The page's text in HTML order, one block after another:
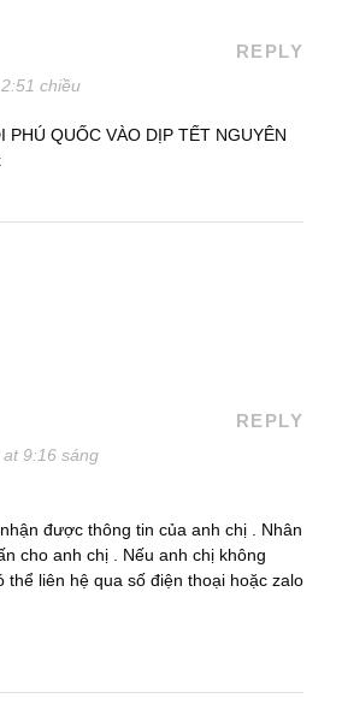
chiều
REPLY
QUỐC VÀO DỊP TẾT NGUYÊN
9:16 sáng
REPLY
được thông tin của anh chị . Nhân
cho anh chị . Nếu anh chị không
thể liên hệ qua số điện thoại hoặc zalo